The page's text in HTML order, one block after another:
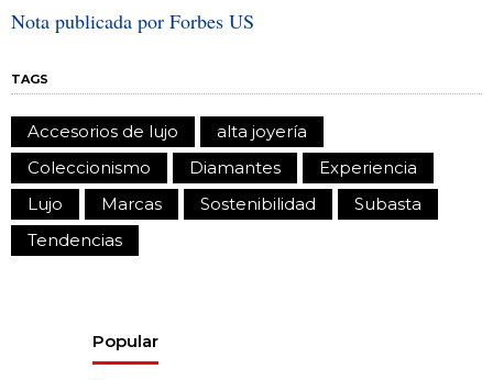
Nota publicada por Forbes US
TAGS
Accesorios de lujo
alta joyería
Coleccionismo
Diamantes
Experiencia
Lujo
Marcas Sostenibilidad
Subasta
Tendencias
Popular